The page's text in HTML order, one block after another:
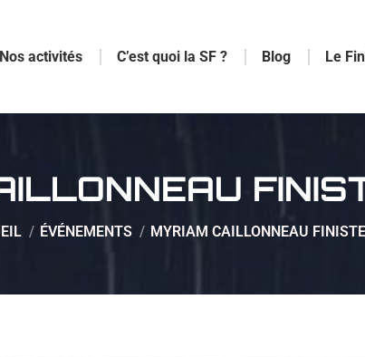
Nos activités C’est quoi la SF ? Blog Le
ici :ÉVÉNEMENTS MYRIAM CAILLONNEAU